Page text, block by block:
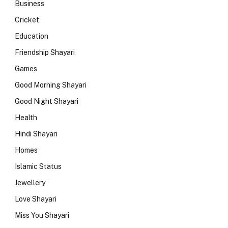
Business
Cricket
Education
Friendship Shayari
Games
Good Morning Shayari
Good Night Shayari
Health
Hindi Shayari
Homes
Islamic Status
Jewellery
Love Shayari
Miss You Shayari